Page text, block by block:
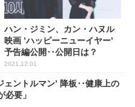
ハン・ジミン、カン・ハヌル
映画 ’ハッピーニューイヤー’
予告編公開‥公開日は？
2021.12.01
ェントルマン’ 降板‥健康上の
必要」